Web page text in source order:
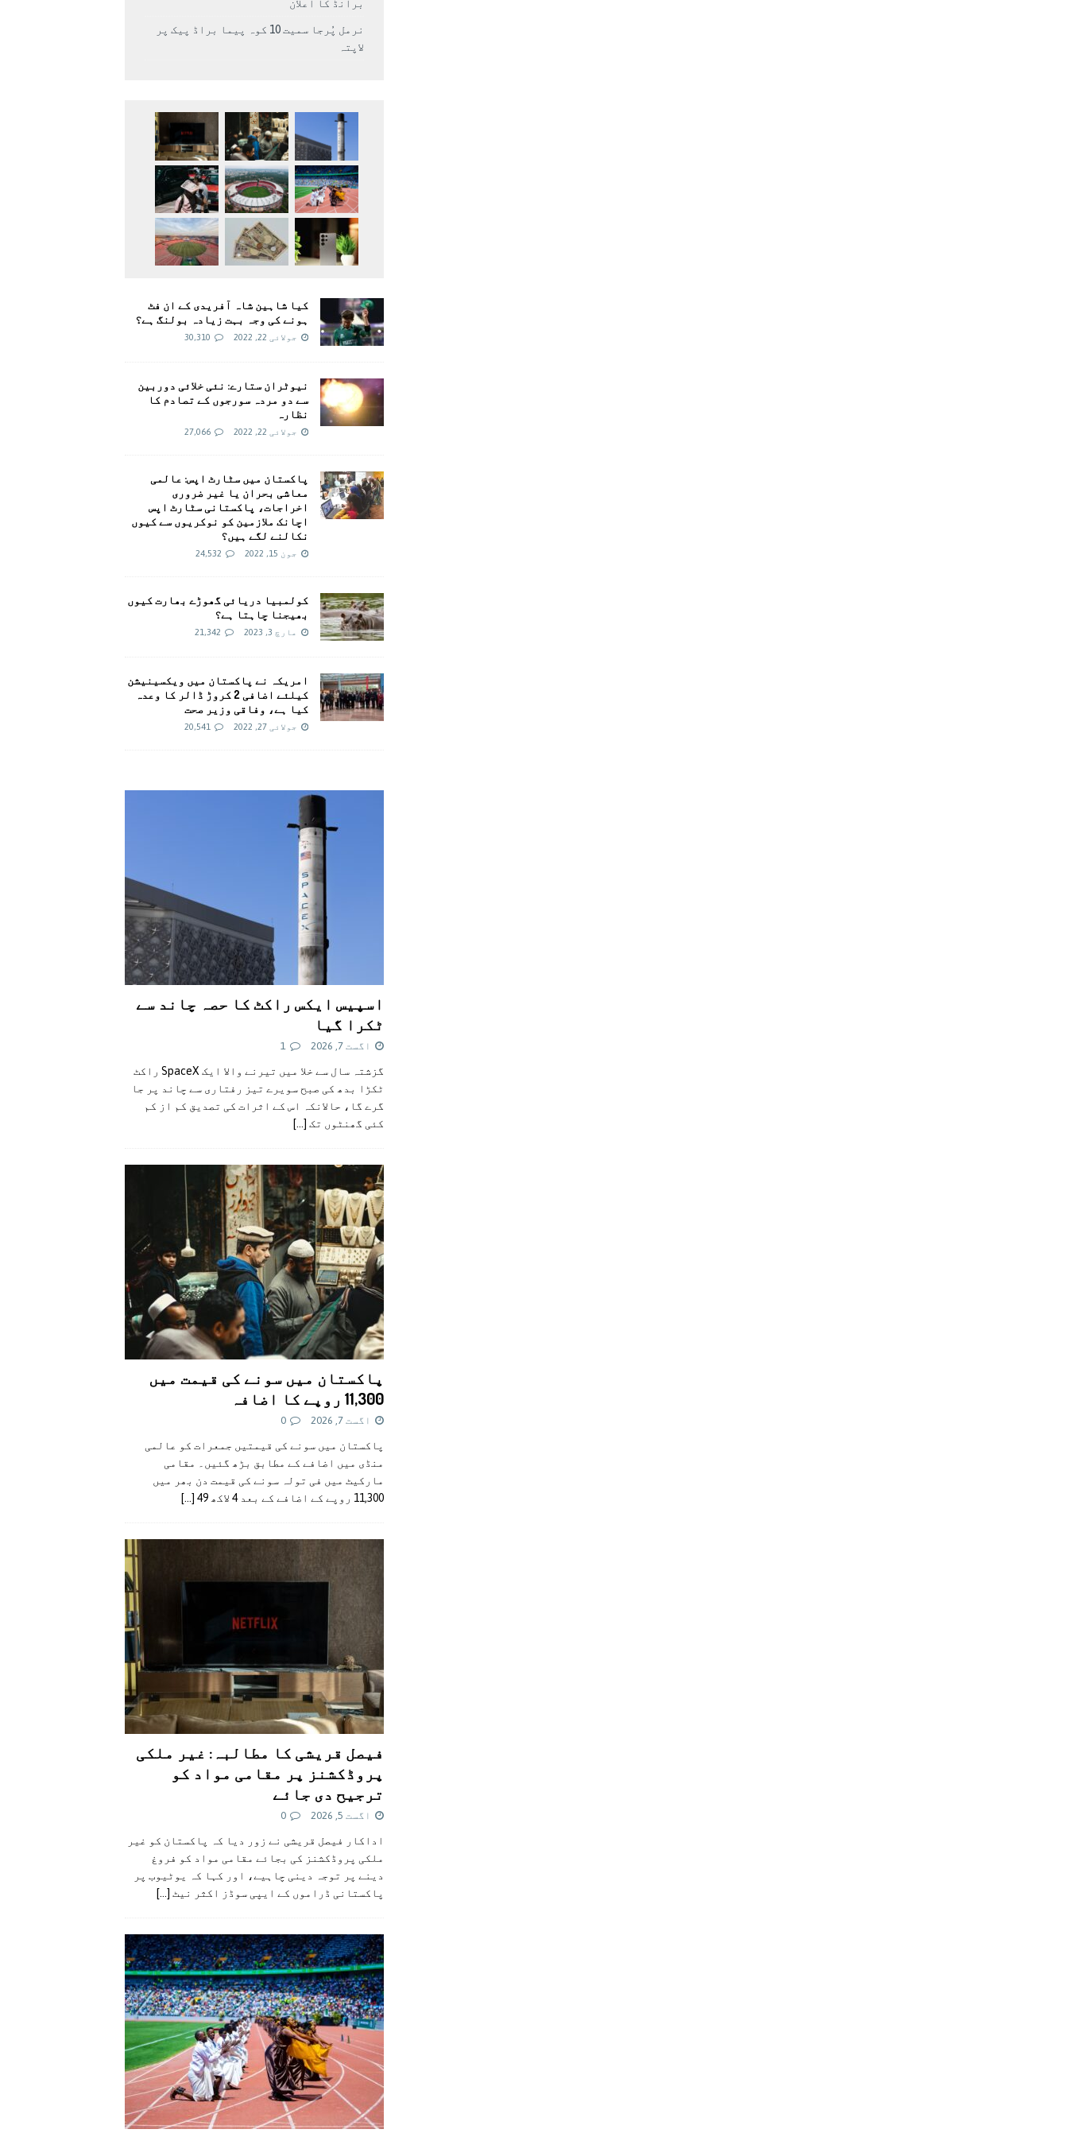
برانڈ کا اعلان
نرمل پُرجا سمیت 10 کوہ پیما براڈ پیک پر
لاپتہ
کیا شاہین شاہ آفریدی کے ان فٹ
ہونے کی وجہ بہت زیادہ بولنگ ہے؟
جولائی 22, 2022 30,310
نیوٹران ستارے: نئی خلائی دوربین
سے دو مردہ سورجوں کے تصادم کا
نظارہ
جولائی 22, 2022 27,066
پاکستان میں سٹارٹ اپس: عالمی
معاشی بحران یا غیر ضروری
اخراجات، پاکستانی سٹارٹ اپس
اچانک ملازمین کو نوکریوں سے کیوں
نکالنے لگے ہیں؟
جون 15, 2022 24,532
کولمبیا دریائی گھوڑے بھارت کیوں
بھیجنا چاہتا ہے؟
مارچ 3, 2023 21,342
امريکہ نے پاکستان میں ویکسینیشن
کیلئے اضافی 2 کروڑ ڈالر کا وعدہ
کیا ہے، وفاقی وزیر صحت
جولائی 27, 2022 20,541
اسپیس ایکس راکٹ کا حصہ چاند سے
ٹکرا گیا
اگست 7, 2026 1
گزشتہ سال سے خلا میں تیرنے والا ایک SpaceX راکٹ
ٹکڑا بدھ کی صبح سویرے تیز رفتاری سے چاند پر جا
گرے گا، حالانکہ اس کے اثرات کی تصدیق کم از کم
کئی گھنٹوں تک [...]
پاکستان میں سونے کی قیمت میں
11,300 روپے کا اضافہ
اگست 7, 2026 0
پاکستان میں سونے کی قیمتیں جمعرات کو عالمی
منڈی میں اضافے کے مطابق بڑھ گئیں۔ مقامی
مارکیٹ میں فی تولہ سونے کی قیمت دن بھر میں
11,300 روپے کے اضافے کے بعد 4 لاکھ 49
[...]
فیصل قریشی کا مطالبہ: غیر ملکی
پروڈکشنز پر مقامی مواد کو
ترجیح دی جائے
اگست 5, 2026 0
اداکار فیصل قریشی نے زور دیا کہ پاکستان کو غیر
ملکی پروڈکشنز کی بجائے مقامی مواد کو فروغ
دینے پر توجہ دینی چاہیے، اور کہا کہ یوٹیوب پر
پاکستانی ڈراموں کے ایپی سوڈز اکثر نیٹ [...]